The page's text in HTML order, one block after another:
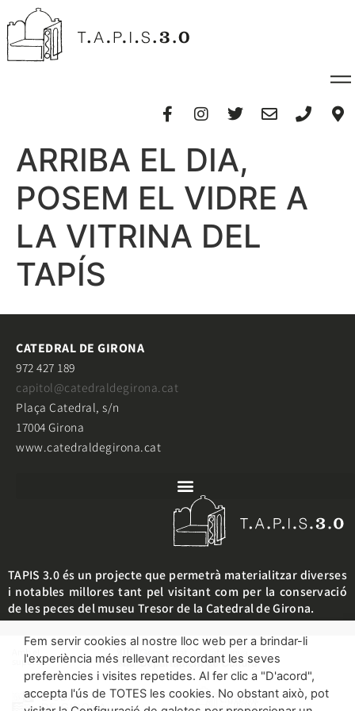
ARRIBA EL DIA,
POSEM EL VIDRE A
LA VITRINA DEL
TAPÍS
CATEDRAL DE GIRONA
972 427 189
capitol@catedraldegirona.cat
Plaça Catedral, s/n
17004 Girona
www.catedraldegirona.cat
TAPIS 3.0 és un projecte que permetrà materialitzar diverses
i notables millores tant pel visitant com per la conservació
de les peces del museu Tresor de la Catedral de Girona.
Amb el
suport:
Fem servir cookies al nostre lloc web per a brindar-li
l'experiència més rellevant recordant les seves
preferències i visites repetides. Al fer clic a "D'acord",
accepta l'ús de TOTES les cookies. No obstant això, pot